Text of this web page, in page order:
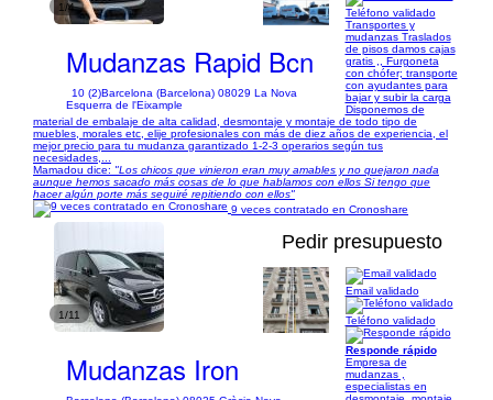
1/4
Mudanzas Rapid Bcn
10 (2)Barcelona (Barcelona) 08029 La Nova
Esquerra de l'Eixample
Teléfono validado
Transportes y
mudanzas Traslados
de pisos damos cajas
gratis ,, Furgoneta
con chófer; transporte
con ayudantes para
bajar y subir la carga
Disponemos de
material de embalaje de alta calidad, desmontaje y montaje de todo tipo de
muebles, morales etc, elije profesionales con más de diez años de experiencia, el
mejor precio para tu mudanza garantizado 1-2-3 operarios según tus
necesidades,...
Mamadou dice: "Los chicos que vinieron eran muy amables y no quejaron nada
aunque hemos sacado más cosas de lo que hablamos con ellos Si tengo que
hacer algún porte más seguiré repitiendo con ellos"
9 veces contratado en Cronoshare
1/11
Pedir presupuesto
Mudanzas Iron
Email validado
Teléfono validado
Responde rápido
Empresa de
mudanzas ,
especialistas en